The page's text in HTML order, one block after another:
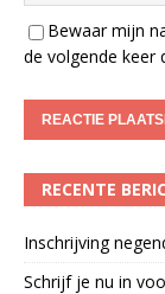
Bewaar mijn
de volgende keer
RECENTE
Inschrijving
Schrijf je nu in